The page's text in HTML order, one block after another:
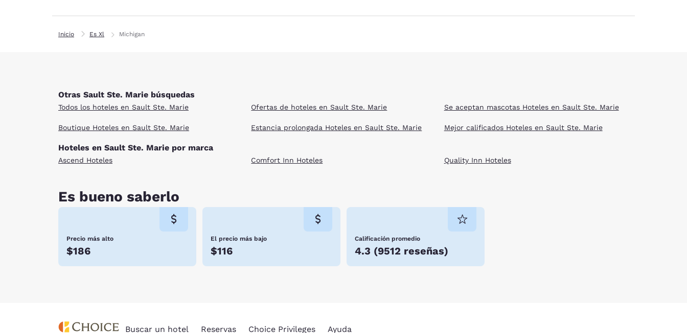
Inicio Es Xl Michigan
Otras Sault Ste. Marie búsquedas
Todos los hoteles en Sault Ste. Marie
Boutique Hoteles en Sault Ste. Marie
Ofertas de hoteles en Sault Ste. Marie
Estancia prolongada Hoteles en Sault Ste. Marie
Se aceptan mascotas Hoteles en Sault Ste. Marie
Mejor calificados Hoteles en Sault Ste. Marie
Hoteles en Sault Ste. Marie por marca
Ascend Hoteles Comfort Inn Hoteles Quality Inn Hoteles
Es bueno saberlo
Precio más alto
$186
El precio más bajo
$116
Calificación promedio
4.3 (9512 reseñas)
Buscar un hotel Reservas Choice Privileges Ayuda